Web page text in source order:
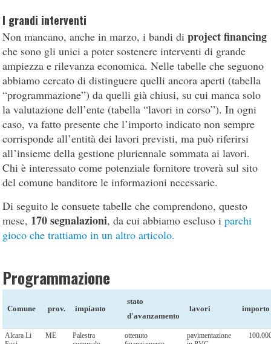
I grandi interventi
Non mancano, anche in marzo, i bandi diproject financing
che sono gli unici a poter sostenere interventi di grande
ampiezza e rilevanza economica. Nelle tabelle che seguono
abbiamo cercato di distinguere quelli ancora aperti (tabella
“programmazione”) da quelli già chiusi, su cui manca solo
la valutazione dell’ente (tabella “lavori in corso”). In ogni
caso, va fatto presente che l’importo indicato non sempre
corrisponde all’entità dei lavori previsti, ma può riferirsi
all’insieme della gestione pluriennale sommata ai lavori.
Chi è interessato come potenziale fornitore troverà sul sito
del comune banditore le informazioni necessarie.
Di seguito le consuete tabelle che comprendono, questo
mese, 170 segnalazioni, da cui abbiamo escluso iparchi
gioco che trattiamo in un altro articolo.
Programmazione
Comune prov. impianto
stato
d'avanzamento
lavori importo
Alcara Li
ME
Palestra
ottenuto
pavimentazione